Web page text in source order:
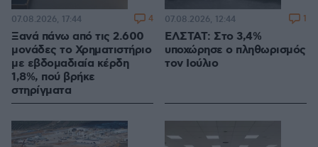
Ξανά πάνω από τις 2.600
μονάδες το Χρηματιστήριο
με εβδομαδιαία κέρδη
1,8%, πού βρήκε
στηρίγματα
07.08.2026, 17:44 4
ΕΛΣΤΑΤ: Στο 3,4%
υποχώρησε ο πληθωρισμός
τον Ιούλιο
07.08.2026, 12:44 1